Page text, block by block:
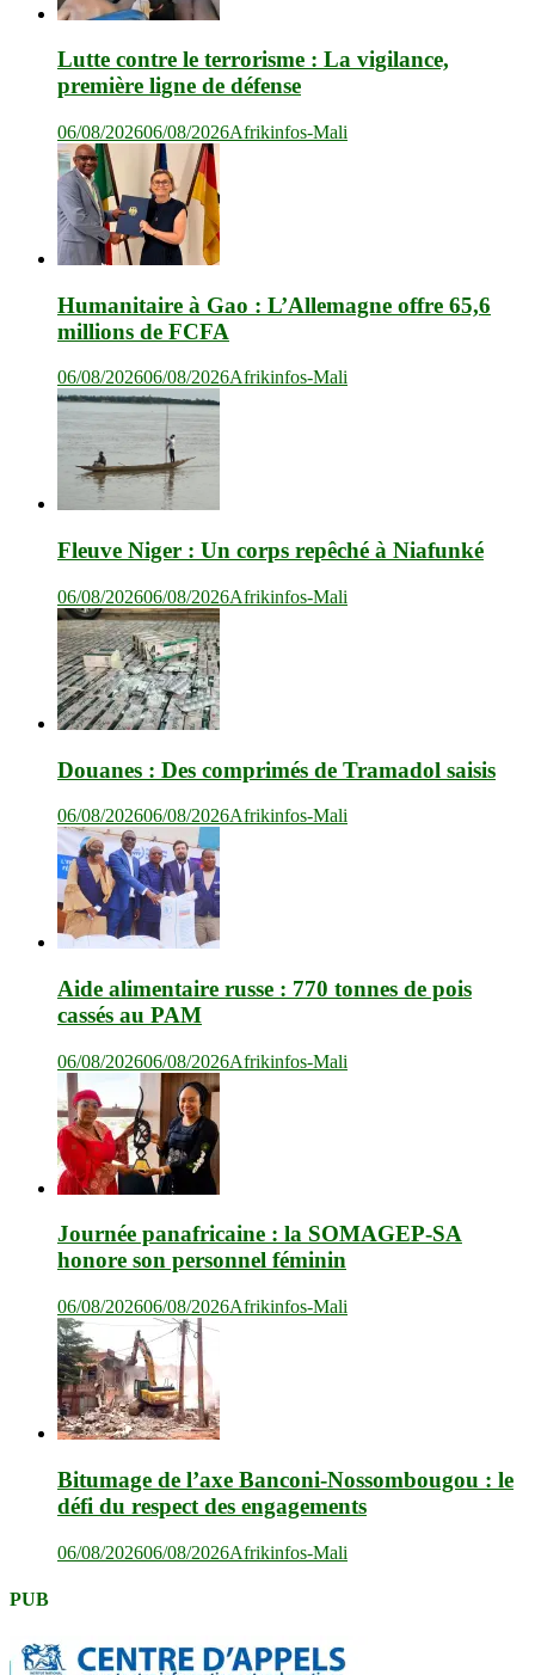
Lutte contre le terrorisme : La vigilance,
première ligne de défense
06/08/202606/08/2026Afrikinfos-Mali
Humanitaire à Gao : L’Allemagne offre 65,6
millions de FCFA
06/08/202606/08/2026Afrikinfos-Mali
Fleuve Niger : Un corps repêché à Niafunké
06/08/202606/08/2026Afrikinfos-Mali
Douanes : Des comprimés de Tramadol saisis
06/08/202606/08/2026Afrikinfos-Mali
Aide alimentaire russe : 770 tonnes de pois
cassés au PAM
06/08/202606/08/2026Afrikinfos-Mali
Journée panafricaine : la SOMAGEP-SA
honore son personnel féminin
06/08/202606/08/2026Afrikinfos-Mali
Bitumage de l’axe Banconi-Nossombougou : le
défi du respect des engagements
06/08/202606/08/2026Afrikinfos-Mali
PUB